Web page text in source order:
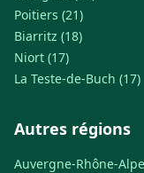
Poitiers (21)
Biarritz (18)
Niort (17)
La Teste-de-Buch (17)
Autres régions
Auvergne-Rhône-